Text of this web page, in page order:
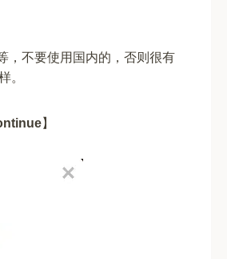
，不要使用国内的，否则很有
。
】